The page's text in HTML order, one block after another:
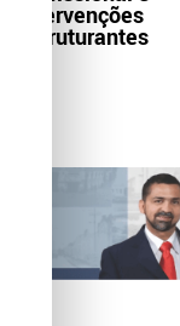
intervenções
estruturantes